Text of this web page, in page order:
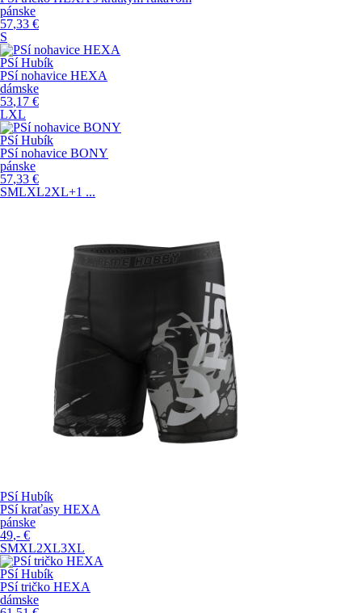
pánske
57,33 €
S
PSí Hubík
PSí nohavice HEXA
dámske
53,17 €
LXL
PSí Hubík
PSí nohavice BONY
pánske
57,33 €
SMLXL2XL+1 ...
PSí Hubík
PSí kraťasy HEXA
pánske
49,- €
SMXL2XL3XL
PSí Hubík
PSí tričko HEXA
dámske